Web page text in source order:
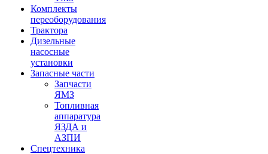
Комплекты
переоборудования
Трактора
Дизельные
насосные
установки
Запасные части
Запчасти
ЯМЗ
Топливная
аппаратура
ЯЗДА и
АЗПИ
Спецтехника